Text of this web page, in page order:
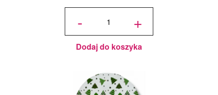
-
ilość Karton
36x36x45/30
cm Biały - 1
szt. +
Dodaj do koszyka